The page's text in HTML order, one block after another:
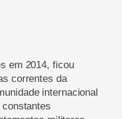
em 2014, ficou
correntes da
internacional